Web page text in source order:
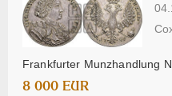
Frankfurter Munzhandlung
8 000 EUR